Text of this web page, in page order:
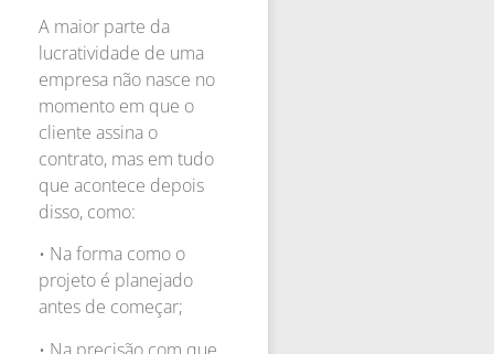
A maior parte da
lucratividade de uma
empresa não nasce no
momento em que o
cliente assina o
contrato, mas em tudo
que acontece depois
disso, como:
• Na forma como o
projeto é planejado
antes de começar;